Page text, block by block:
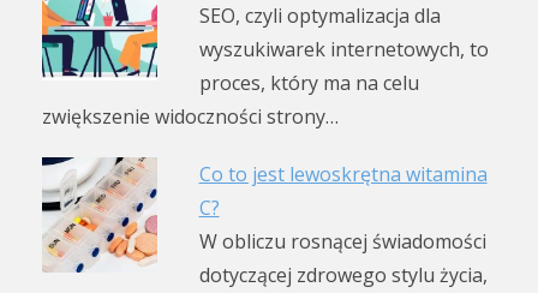
SEO, czyli optymalizacja dla
wyszukiwarek internetowych, to
proces, który ma na celu
zwiększenie widoczności strony…
Co to jest lewoskrętna witamina
C?
W obliczu rosnącej świadomości
dotyczącej zdrowego stylu życia,